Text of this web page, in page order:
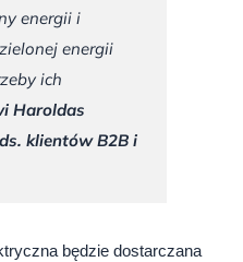
energii i
energii
ich
Haroldas
klientów B2B i
będzie dostarczana